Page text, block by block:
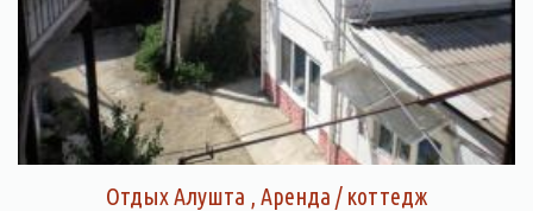
Отдых Алушта , Аренда / коттедж